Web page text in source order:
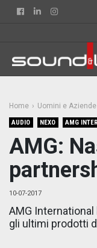
FacebookLinkedin
Home Uomini e Aziende
AUDIO NEXO AMG
AMG:
10-07-2017
AMG
gli ultimi prodotti